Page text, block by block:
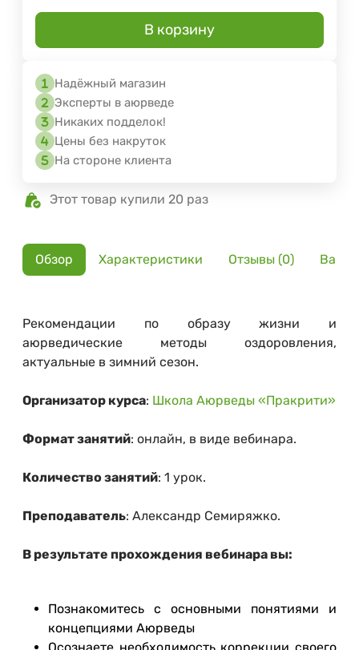
В корзину
Надёжный магазин
Эксперты в аюрведе
Никаких подделок!
Цены без накруток
На стороне клиента
Этот товар купили 20 раз
Обзор Характеристики Отзывы (0)
Рекомендации по образу жизни и
аюрведические методы оздоровления,
актуальные в зимний сезон.
Организатор курса: Школа Аюрведы «Пракрити»
Формат занятий: онлайн, в виде вебинара.
Количество занятий: 1 урок.
Преподаватель: Александр Семиряжко.
В результате прохождения вебинара вы:
Познакомитесь с основными понятиями и
концепциями Аюрведы